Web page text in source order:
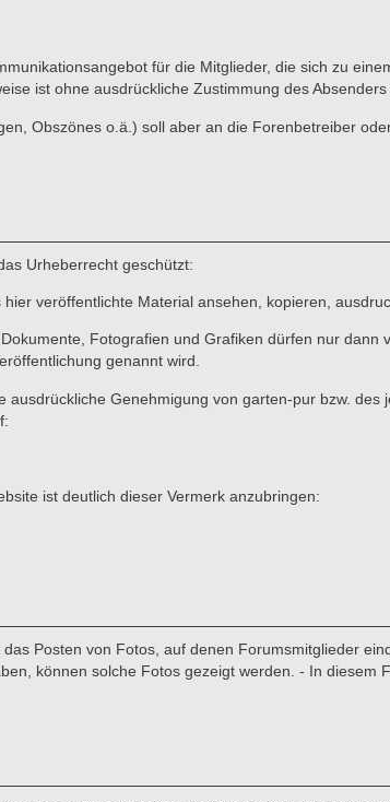
für die Mitglieder, die sich zu
ist ohne ausdrückliche Zustimmung des
Obszönes o.ä.) soll aber an die Forenbetreiber
Urheberrecht geschützt:
veröffentlichte Material ansehen, kopieren,
Fotografien und Grafiken dürfen nur
genannt wird.
Genehmigung von garten-pur bzw.
ist deutlich dieser Vermerk anzubringen:
Posten von Fotos, auf denen Forumsmitglieder
können solche Fotos gezeigt werden. - In